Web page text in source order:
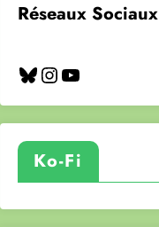
Réseaux Sociaux
Bluesky
Instagram
YouTube
Ko-Fi